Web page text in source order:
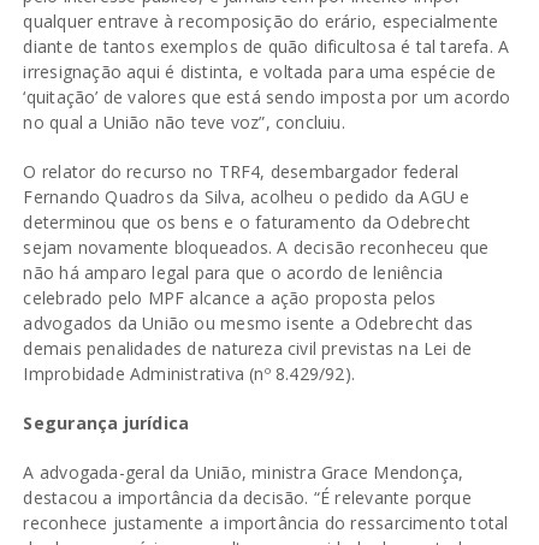
qualquer entrave à recomposição do erário, especialmente
diante de tantos exemplos de quão dificultosa é tal tarefa. A
irresignação aqui é distinta, e voltada para uma espécie de
‘quitação’ de valores que está sendo imposta por um acordo
no qual a União não teve voz”, concluiu.
O relator do recurso no TRF4, desembargador federal
Fernando Quadros da Silva, acolheu o pedido da AGU e
determinou que os bens e o faturamento da Odebrecht
sejam novamente bloqueados. A decisão reconheceu que
não há amparo legal para que o acordo de leniência
celebrado pelo MPF alcance a ação proposta pelos
advogados da União ou mesmo isente a Odebrecht das
demais penalidades de natureza civil previstas na Lei de
Improbidade Administrativa (nº 8.429/92).
Segurança jurídica
A advogada-geral da União, ministra Grace Mendonça,
destacou a importância da decisão. “É relevante porque
reconhece justamente a importância do ressarcimento total